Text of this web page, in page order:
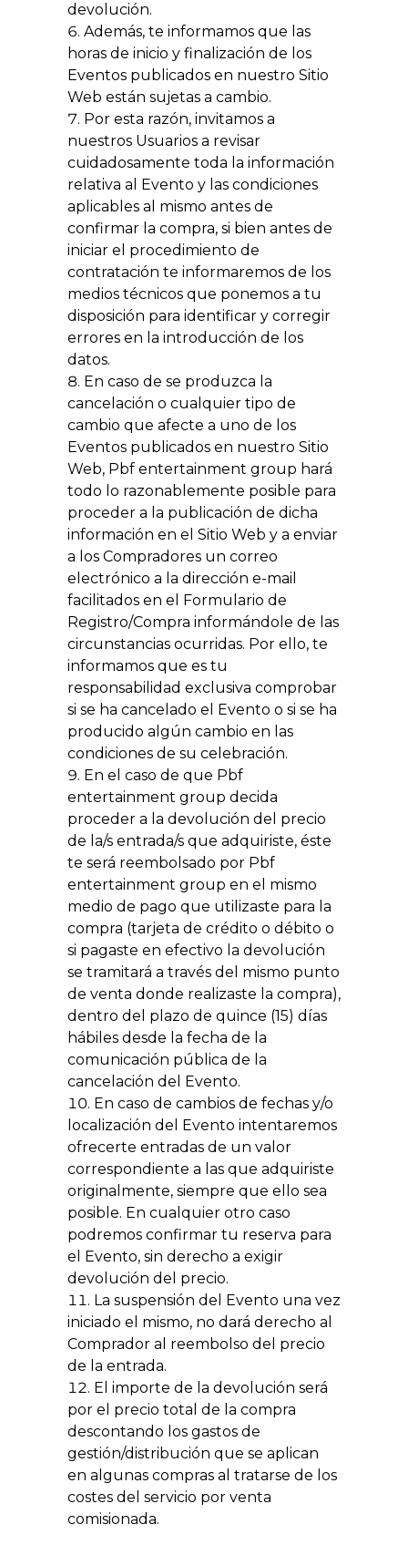
devolución.
Además, te informamos que las
horas de inicio y finalización de los
Eventos publicados en nuestro Sitio
Web están sujetas a cambio.
Por esta razón, invitamos a
nuestros Usuarios a revisar
cuidadosamente toda la información
relativa al Evento y las condiciones
aplicables al mismo antes de
confirmar la compra, si bien antes de
iniciar el procedimiento de
contratación te informaremos de los
medios técnicos que ponemos a tu
disposición para identificar y corregir
errores en la introducción de los
datos.
En caso de se produzca la
cancelación o cualquier tipo de
cambio que afecte a uno de los
Eventos publicados en nuestro Sitio
Web, Pbf entertainment group hará
todo lo razonablemente posible para
proceder a la publicación de dicha
información en el Sitio Web y a enviar
a los Compradores un correo
electrónico a la dirección e-mail
facilitados en el Formulario de
Registro/Compra informándole de las
circunstancias ocurridas. Por ello, te
informamos que es tu
responsabilidad exclusiva comprobar
si se ha cancelado el Evento o si se ha
producido algún cambio en las
condiciones de su celebración.
En el caso de que Pbf
entertainment group decida
proceder a la devolución del precio
de la/s entrada/s que adquiriste, éste
te será reembolsado por Pbf
entertainment group en el mismo
medio de pago que utilizaste para la
compra (tarjeta de crédito o débito o
si pagaste en efectivo la devolución
se tramitará a través del mismo punto
de venta donde realizaste la compra),
dentro del plazo de quince (15) días
hábiles desde la fecha de la
comunicación pública de la
cancelación del Evento.
En caso de cambios de fechas y/o
localización del Evento intentaremos
ofrecerte entradas de un valor
correspondiente a las que adquiriste
originalmente, siempre que ello sea
posible. En cualquier otro caso
podremos confirmar tu reserva para
el Evento, sin derecho a exigir
devolución del precio.
La suspensión del Evento una vez
iniciado el mismo, no dará derecho al
Comprador al reembolso del precio
de la entrada.
El importe de la devolución será
por el precio total de la compra
descontando los gastos de
gestión/distribución que se aplican
en algunas compras al tratarse de los
costes del servicio por venta
comisionada.